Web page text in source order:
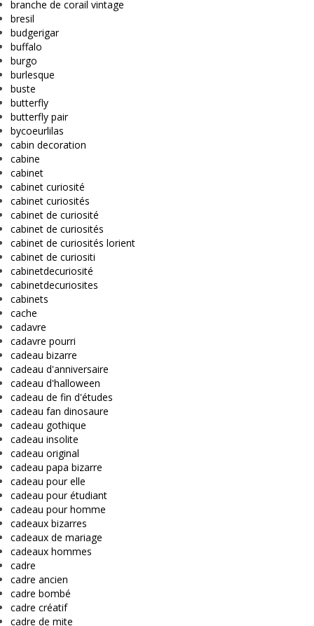
branche de corail vintage
bresil
budgerigar
buffalo
burgo
burlesque
buste
butterfly
butterfly pair
bycoeurlilas
cabin decoration
cabine
cabinet
cabinet curiosité
cabinet curiosités
cabinet de curiosité
cabinet de curiosités
cabinet de curiosités lorient
cabinet de curiositi
cabinetdecuriosité
cabinetdecuriosites
cabinets
cache
cadavre
cadavre pourri
cadeau bizarre
cadeau d'anniversaire
cadeau d'halloween
cadeau de fin d'études
cadeau fan dinosaure
cadeau gothique
cadeau insolite
cadeau original
cadeau papa bizarre
cadeau pour elle
cadeau pour étudiant
cadeau pour homme
cadeaux bizarres
cadeaux de mariage
cadeaux hommes
cadre
cadre ancien
cadre bombé
cadre créatif
cadre de mite